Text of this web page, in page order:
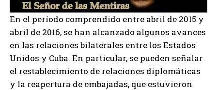
En el período comprendido entre abril de 2015 y
abril de 2016, se han alcanzado algunos avances
en las relaciones bilaterales entre los Estados
Unidos y Cuba. En particular, se pueden señalar
el restablecimiento de relaciones diplomáticas
y la reapertura de embajadas, que estuvieron